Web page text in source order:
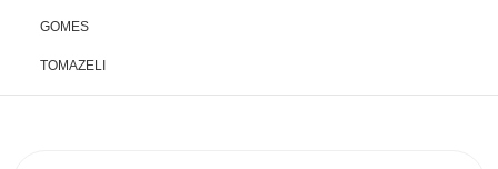
GOMES
TOMAZELI